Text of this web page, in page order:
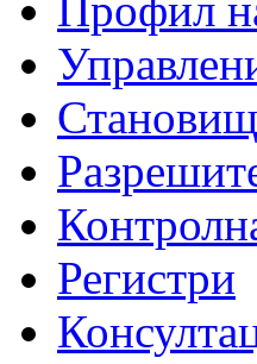
Регистри